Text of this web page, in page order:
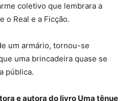
coletivo que lembrara a
o Real e a Ficção.
um armário, tornou-se
uma brincadeira quase se
pública.
e autora do livro Uma tênue